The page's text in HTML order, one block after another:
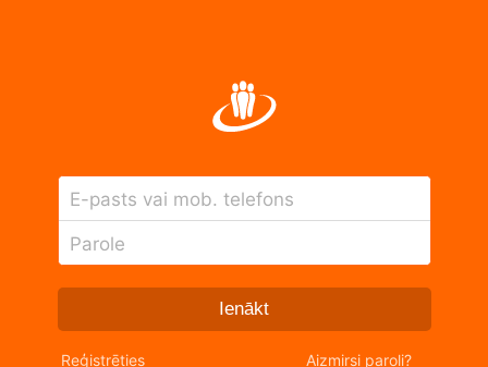
E-pasts vai mob. telefons
Parole
Ienākt
Reģistrēties Aizmirsi paroli?